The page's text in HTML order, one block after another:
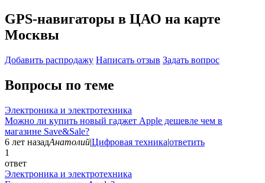
GPS-навигаторы в ЦАО на карте
Москвы
Добавить раcпродажу Написать отзыв Задать вопрос
Вопросы по теме
Электроника и электротехника
Можно ли купить новый гаджет Apple дешевле чем в
магазине Save&Sale?
6 лет назадАнатолий|Цифровая техника|ответить
1
ответ
Электроника и электротехника